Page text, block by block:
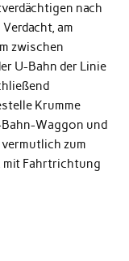
nach
am
zwischen
U-Bahn der Linie
Krumme
Bahn-Waggon und
zum
mit Fahrtrichtung